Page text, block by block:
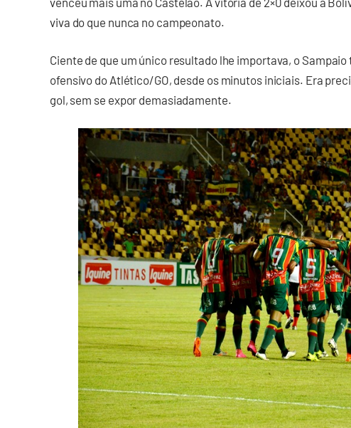
viva do que nunca no campeonato.
Ciente de que um único resultado lhe importava, o
ofensivo do Atlético/GO, desde os minutos iniciais. Era
gol, sem se expor demasiadamente.